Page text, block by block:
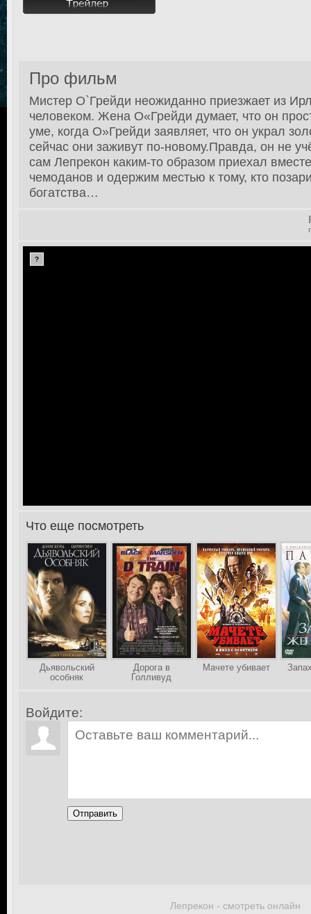
Лепрекон - смотреть онлайн
Про фильм
Мистер О`Грейди неожиданно приезжает из
человеком. Жена О«Грейди думает, что он
уме, когда О»Грейди заявляет, что он украл
сейчас они заживут по-новому.Правда, он не
сам Лепрекон каким-то образом приехал
чемоданов и одержим местью к тому, кто
богатства…
?
>Что еще посмотреть
Дьявольский
особняк
Дорога в
Голливуд
Мачете убивает
Войдите:
Отправить